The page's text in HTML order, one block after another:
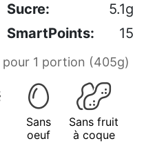
Sucre:
5.1g
SmartPoints: 15
1 portion (405g)
Sans
oeuf
Sans fruit
à coque